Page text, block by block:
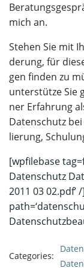
mich an.
Ste­hen Sie mit
de­rung, für
gen fin­den zu
unter­stüt­ze Sie
ner Erfah­rung
Daten­schutz
lie­rung,
[wpfi­le­ba­se
Daten­schutz
2011 03 02.pdf’
Categories: